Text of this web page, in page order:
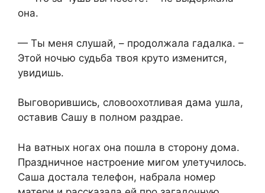
она.
— Ты меня слушай, – продолжала гадалка. –
Этой ночью судьба твоя круто изменится,
увидишь.
Выговорившись, словоохотливая дама ушла,
оставив Сашу в полном раздрае.
На ватных ногах она пошла в сторону дома.
Праздничное настроение мигом улетучилось.
Саша достала телефон, набрала номер